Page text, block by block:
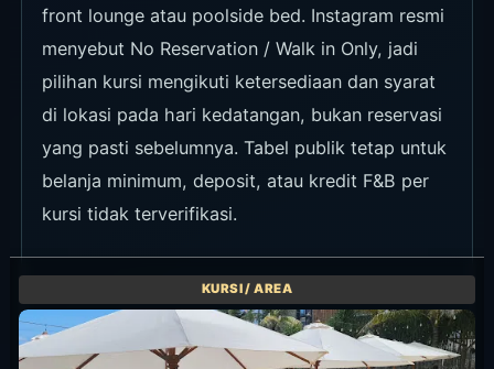
front lounge atau poolside bed. Instagram resmi
menyebut No Reservation / Walk in Only, jadi
pilihan kursi mengikuti ketersediaan dan syarat
di lokasi pada hari kedatangan, bukan reservasi
yang pasti sebelumnya. Tabel publik tetap untuk
belanja minimum, deposit, atau kredit F&B per
kursi tidak terverifikasi.